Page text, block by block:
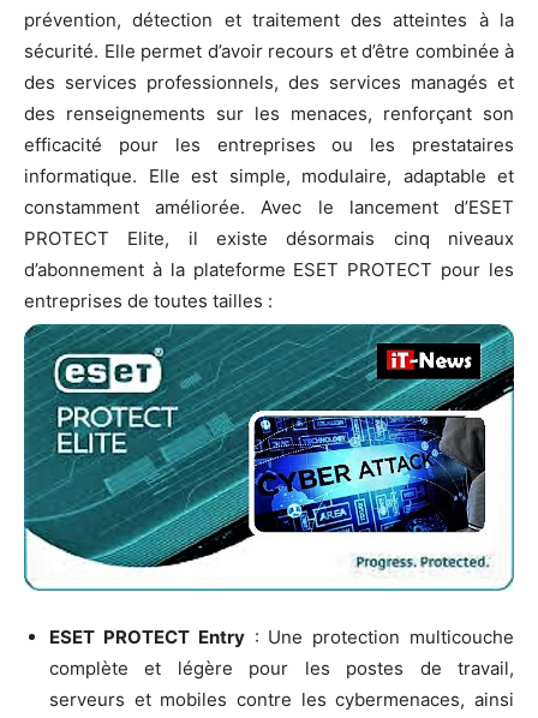
prévention, détection et traitement des atteintes à la
sécurité. Elle permet d’avoir recours et d’être combinée à
des services professionnels, des services managés et
des renseignements sur les menaces, renforçant son
efficacité pour les entreprises ou les prestataires
informatique. Elle est simple, modulaire, adaptable et
constamment améliorée. Avec le lancement d’ESET
PROTECT Elite, il existe désormais cinq niveaux
d’abonnement à la plateforme ESET PROTECT pour les
entreprises de toutes tailles :
ESET PROTECT Entry: Une protection multicouche
complète et légère pour les postes de travail,
serveurs et mobiles contre les cybermenaces, ainsi